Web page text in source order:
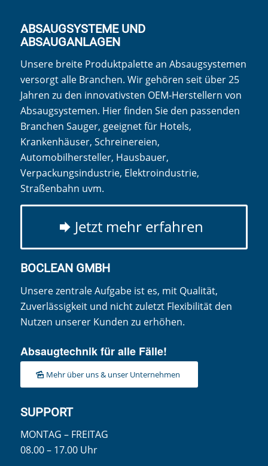
ABSAUGSYSTEME UND
ABSAUGANLAGEN
Unsere breite Produktpalette an Absaugsystemen
versorgt alle Branchen. Wir gehören seit über 25
Jahren zu den innovativsten OEM-Herstellern von
Absaugsystemen. Hier finden Sie den passenden
Branchen Sauger, geeignet für Hotels,
Krankenhäuser, Schreinereien,
Automobilhersteller, Hausbauer,
Verpackungsindustrie, Elektroindustrie,
Straßenbahn uvm.
Jetzt mehr erfahren
BOCLEAN GMBH
Unsere zentrale Aufgabe ist es, mit Qualität,
Zuverlässigkeit und nicht zuletzt Flexibilität den
Nutzen unserer Kunden zu erhöhen.
Absaugtechnik für alle Fälle!
Mehr über uns & unser Unternehmen
SUPPORT
MONTAG – FREITAG
08.00 – 17.00 Uhr